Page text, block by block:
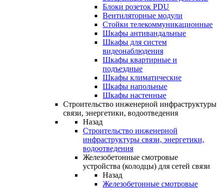
Блоки розеток PDU
Вентиляторные модули
Стойки телекоммуникационные
Шкафы антивандальные
Шкафы для систем
видеонаблюдения
Шкафы квартирные и
подъездные
Шкафы климатические
Шкафы напольные
Шкафы настенные
Строительство инженерной инфраструктуры
связи, энергетики, водоотведения
Назад
Строительство инженерной
инфраструктуры связи, энергетики,
водоотведения
Железобетонные смотровые
устройства (колодцы) для сетей связи
Назад
Железобетонные смотровые